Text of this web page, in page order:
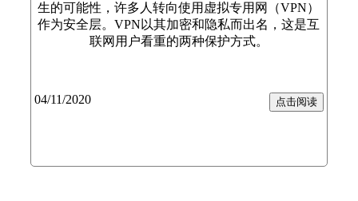
生的可能性，许多人转向使用虚拟专用网（VPN）
作为安全层。VPN以其加密和隐私而出名，这是互
联网用户看重的两种保护方式。
04/11/2020 点击阅读